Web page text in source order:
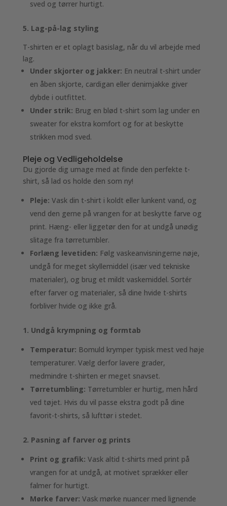
sved og tørrer hurtigt.
5. Lag-på-lag styling
T-shirten er et oplagt basislag, når du vil arbejde med
lag.
Under skjorter og jakker: En neutral t-shirt under
en åben skjorte, cardigan eller denimjakke giver
dybde i outfittet.
Under strik: Brug en blød t-shirt som lag under en
sweater for ekstra komfort og for at beskytte
strikken mod sved.
Pleje og Vedligeholdelse
Du gjorde dig umage med at finde den perfekte t-
shirt, så lad os holde den som ny!
Pleje: Vask din t-shirt i koldt eller lunkent vand, og
vend den gerne på vrangen for at beskytte farve og
print. Hæng- eller liggetør den for at undgå unødig
slitage fra tørretumbler.
Forlæng levetiden: Følg vaskeanvisningerne nøje,
undgå for meget skyllemiddel (især ved tekniske
materialer), og brug et mildt vaskemiddel. Sortér
efter farver og materialer, så dine hvide t-shirts
forbliver hvide og ikke grå.
1. Undgå krympning og formtab
Temperatur: Bomuld krymper typisk mest ved høje
temperaturer. Vælg derfor lavere grader,
medmindre t-shirten er meget snavset.
Tørretumbling: Tørretumbler er hurtig, men hård
ved tøjet. Hvis du vil passe ekstra godt på dine
favorit-t-shirts, så lufttør i stedet.
2. Pasning af farver og prints
Print og grafik: Vask altid t-shirts med print på
vrangen for at undgå, at motivet sprækker eller
falmer for hurtigt.
Mørke farver: Vask mørke nuancer med lignende